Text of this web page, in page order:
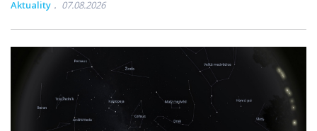
Aktuality 07.08.2026